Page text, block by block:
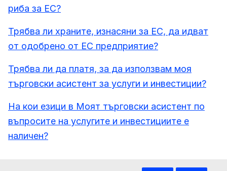
риба за ЕС?
Трябва ли храните, изнасяни за ЕС, да идват
от одобрено от ЕС предприятие?
Трябва ли да платя, за да използвам моя
търговски асистент за услуги и инвестиции?
На кои езици в Моят търговски асистент по
въпросите на услугите и инвестициите е
наличен?